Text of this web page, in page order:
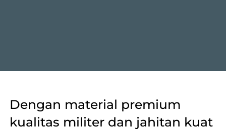
Dengan material premium
kualitas militer dan jahitan kuat